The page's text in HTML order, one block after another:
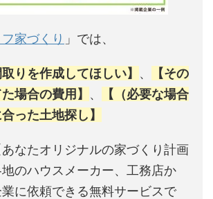
家づくり 」では、
取りを作成してほしい】 、
【その
場合の費用】 、
【（必要な場合
った土地探し】
なたオリジナルの家づくり計画
のハウスメーカー、工務店か
に依頼できる無料サービスで